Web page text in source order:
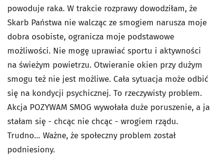
powoduje raka. W trakcie rozprawy dowodziłam, że
Skarb Państwa nie walcząc ze smogiem narusza moje
dobra osobiste, ogranicza moje podstawowe
możliwości. Nie mogę uprawiać sportu i aktywności
na świeżym powietrzu. Otwieranie okien przy dużym
smogu też nie jest możliwe. Cała sytuacja może odbić
się na kondycji psychicznej. To rzeczywisty problem.
Akcja POZYWAM SMOG wywołała duże poruszenie, a ja
stałam się - chcąc nie chcąc - wrogiem rządu.
Trudno… Ważne, że społeczny problem został
podniesiony.